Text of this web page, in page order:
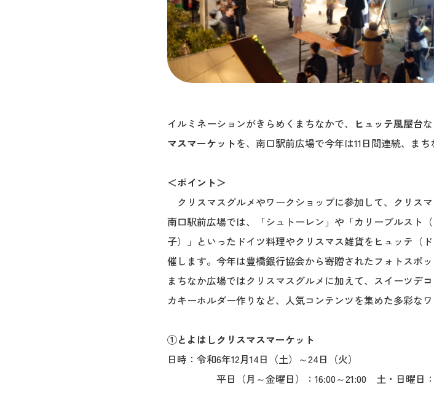
イルミネーションがきらめくまちなかで、 ヒュッテ風屋台
マスマーケットを、南口駅前広場で今年は11日間連続、ま
＜ポイント＞
クリスマスグルメやワークショップに参加して、クリス
南口駅前広場では、「シュトーレン」や「カリーブルスト
子）」といったドイツ料理やクリスマス雑貨をヒュッテ（
催します。今年は豊橋銀行協会から寄贈されたフォトスポ
まちなか広場ではクリスマスグルメに加えて、スイーツデ
カキーホルダー作りなど、人気コンテンツを集めた多彩な
①とよはしクリスマスマーケット
日時：令和6年12月14
平日（月～金曜日）：16:00～21:00 土・日曜日：